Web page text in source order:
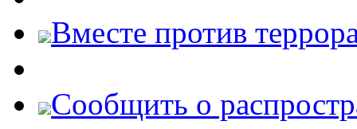
Вместе против
Cообщить о